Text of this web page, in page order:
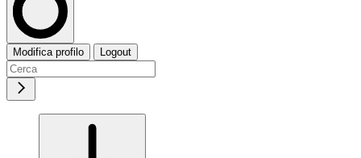
Modifica profilo Logout